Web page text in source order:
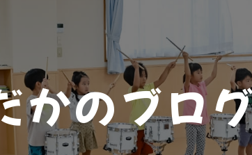
かのブロ